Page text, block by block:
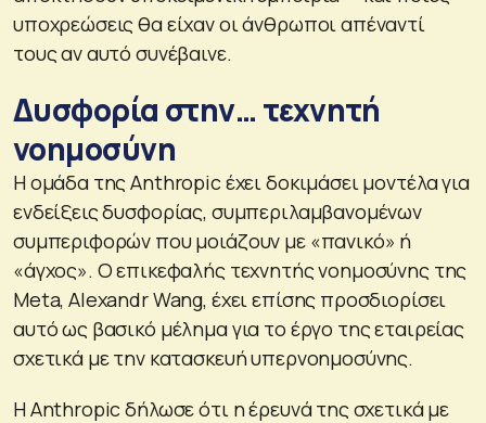
υποχρεώσεις θα είχαν οι άνθρωποι απέναντί
τους αν αυτό συνέβαινε.
Δυσφορία στην… τεχνητή
νοημοσύνη
Η ομάδα της Anthropic έχει δοκιμάσει μοντέλα για
ενδείξεις δυσφορίας, συμπεριλαμβανομένων
συμπεριφορών που μοιάζουν με «πανικό» ή
«άγχος». Ο επικεφαλής τεχνητής νοημοσύνης της
Meta, Alexandr Wang, έχει επίσης προσδιορίσει
αυτό ως βασικό μέλημα για το έργο της εταιρείας
σχετικά με την κατασκευή υπερνοημοσύνης.
Η Anthropic δήλωσε ότι η έρευνά της σχετικά με